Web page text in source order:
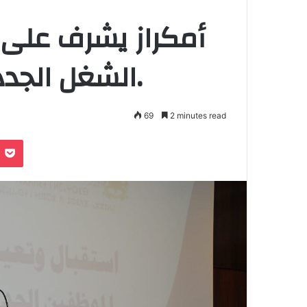
الشغل الجدد فوج الموظفين 2021.
69 2 minutes read